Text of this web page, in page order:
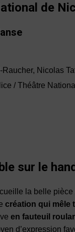
de
Nicolas
/ Théâtre
sur le
la belle pièce
création qui mêle
en fauteuil
d’expression